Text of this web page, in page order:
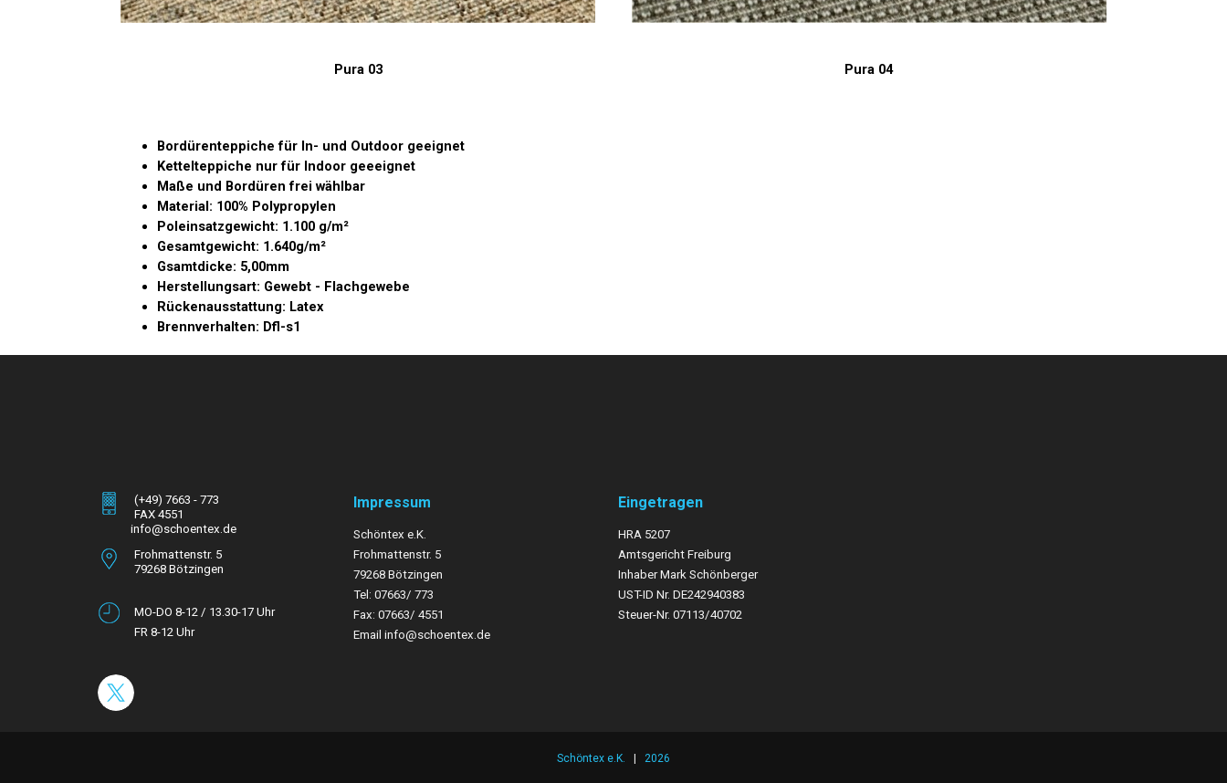
Pura 03 Pura 04
Bordürenteppiche für In- und Outdoor geeignet
Kettelteppiche nur für Indoor geeeignet
Maße und Bordüren frei wählbar
Material: 100% Polypropylen
Poleinsatzgewicht: 1.100 g/m²
Gesamtgewicht: 1.640g/m²
Gsamtdicke: 5,00mm
Herstellungsart: Gewebt - Flachgewebe
Rückenausstattung: Latex
Brennverhalten: Dfl-s1
Frohmattenstr. 5
79268 Bötzingen
(+49) 7663 - 773
FAX 4551
info@schoentex.de
MO-DO 8-12 / 13.30-17 Uhr
FR 8-12 Uhr
Schöntex e.K. | 2026
Impressum
Schöntex e.K.
Frohmattenstr. 5
79268 Bötzingen
Tel: 07663/ 773
Fax: 07663/ 4551
Email info@schoentex.de
Eingetragen
HRA 5207
Amtsgericht Freiburg
Inhaber Mark Schönberger
UST-ID Nr. DE242940383
Steuer-Nr. 07113/40702